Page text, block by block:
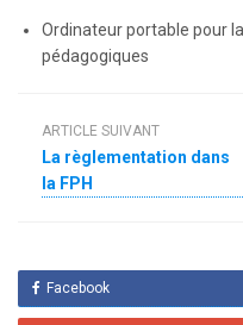
Ordinateur portable pour
pédagogiques
ARTICLE SUIVANT
La règlementation dans
la FPH
Facebook